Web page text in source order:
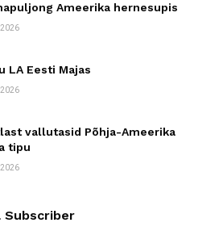
Ameerika hernesupis
LA Eesti Majas
vallutasid Põhja-Ameerika
tipu
Subscriber